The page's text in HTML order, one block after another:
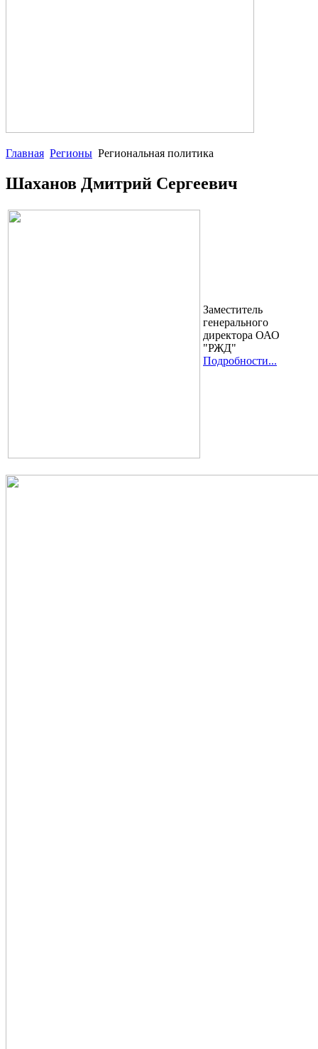
Главная Регионы Региональная политика
Шаханов Дмитрий Сергеевич
Заместитель
генерального
директора ОАО
"РЖД"
Подробности...